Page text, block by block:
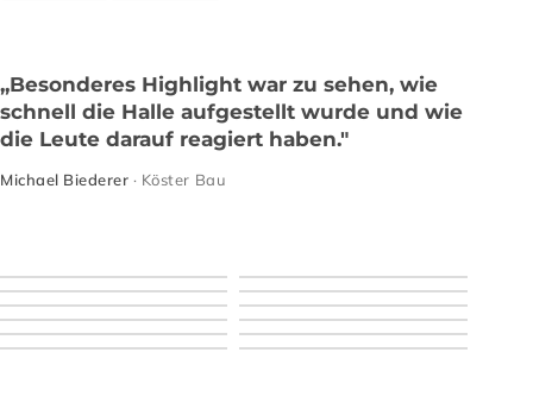
„Besonderes Highlight war zu sehen, wie
schnell die Halle aufgestellt wurde und wie
die Leute darauf reagiert haben."
Michael Biederer · Köster Bau